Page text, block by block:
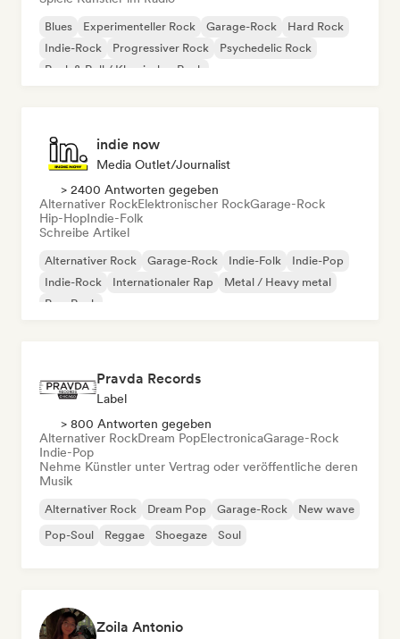
Blues Experimenteller Rock Garage-Rock
Hard Rock
Indie-Rock
Progressiver Rock
Psychedelic Rock
Rock & Roll / Klassischer Rock
indie now
Media Outlet/Journalist
> 2400 Antworten gegeben
Alternativer RockElektronischer RockGarage-Rock
Hip-HopIndie-Folk
Schreibe Artikel
Alternativer Rock Garage-Rock Indie-Folk
Indie-Pop
Indie-Rock
Internationaler Rap
Metal / Heavy metal
Pop-Rock
Pravda Records
Label
> 800 Antworten gegeben
Alternativer RockDream PopElectronicaGarage-Rock
Indie-Pop
Nehme Künstler unter Vertrag oder veröffentliche deren
Musik
Alternativer Rock Dream Pop Garage-Rock
New wave
Pop-Soul
Reggae Shoegaze Soul
Zoila Antonio